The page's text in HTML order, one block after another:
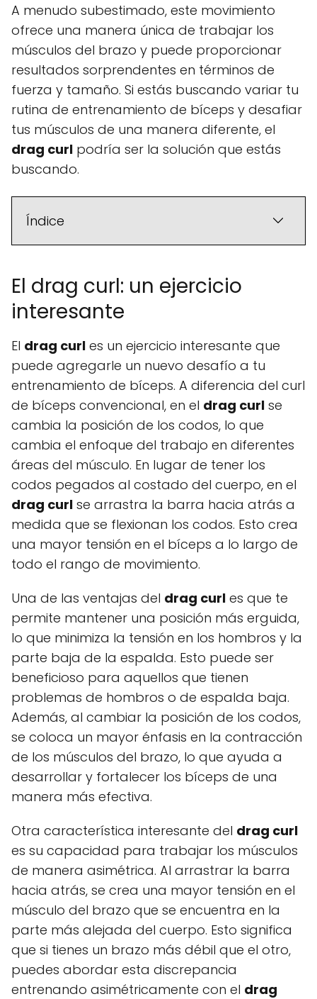
A menudo subestimado, este movimiento
ofrece una manera única de trabajar los
músculos del brazo y puede proporcionar
resultados sorprendentes en términos de
fuerza y tamaño. Si estás buscando variar tu
rutina de entrenamiento de bíceps y desafiar
tus músculos de una manera diferente, el
drag curl podría ser la solución que estás
buscando.
Índice
El drag curl: un ejercicio
interesante
El drag curl es un ejercicio interesante que
puede agregarle un nuevo desafío a tu
entrenamiento de bíceps. A diferencia del curl
de bíceps convencional, en el drag curl se
cambia la posición de los codos, lo que
cambia el enfoque del trabajo en diferentes
áreas del músculo. En lugar de tener los
codos pegados al costado del cuerpo, en el
drag curl se arrastra la barra hacia atrás a
medida que se flexionan los codos. Esto crea
una mayor tensión en el bíceps a lo largo de
todo el rango de movimiento.
Una de las ventajas del drag curl es que te
permite mantener una posición más erguida,
lo que minimiza la tensión en los hombros y la
parte baja de la espalda. Esto puede ser
beneficioso para aquellos que tienen
problemas de hombros o de espalda baja.
Además, al cambiar la posición de los codos,
se coloca un mayor énfasis en la contracción
de los músculos del brazo, lo que ayuda a
desarrollar y fortalecer los bíceps de una
manera más efectiva.
Otra característica interesante del drag curl
es su capacidad para trabajar los músculos
de manera asimétrica. Al arrastrar la barra
hacia atrás, se crea una mayor tensión en el
músculo del brazo que se encuentra en la
parte más alejada del cuerpo. Esto significa
que si tienes un brazo más débil que el otro,
puedes abordar esta discrepancia
entrenando asimétricamente con el drag